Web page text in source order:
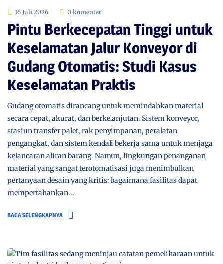
16 Juli 2026 0 komentar
Pintu Berkecepatan Tinggi untuk
Keselamatan Jalur Konveyor di
Gudang Otomatis: Studi Kasus
Keselamatan Praktis
Gudang otomatis dirancang untuk memindahkan material
secara cepat, akurat, dan berkelanjutan. Sistem konveyor,
stasiun transfer palet, rak penyimpanan, peralatan
pengangkat, dan sistem kendali bekerja sama untuk menjaga
kelancaran aliran barang. Namun, lingkungan penanganan
material yang sangat terotomatisasi juga menimbulkan
pertanyaan desain yang kritis: bagaimana fasilitas dapat
mempertahankan...
BACA SELENGKAPNYA